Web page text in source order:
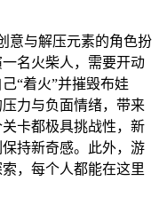
意与解压元素的角色扮
名火柴人，需要开动
“着火”并摧毁布娃
力与负面情绪，带来
卡都极具挑战性，新
持新奇感。此外，游
，每个人都能在这里